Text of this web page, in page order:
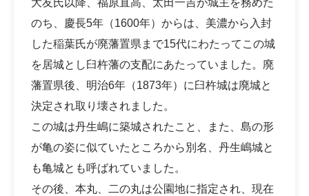
大友氏以降、福原直高、太田一吉が城主を務めた
のち、慶長5年（1600年）からは、美濃から入封
した稲葉氏が廃藩置県まで15代にわたってこの城
を居城とし臼杵藩の支配にあたっていました。廃
藩置県後、明治6年（1873年）に臼杵城は廃城と
決定され取り壊されました。
この城は丹生嶋に築城されたこと、また、島の形
が亀の姿に似ていたところから別名、丹生嶋城と
も亀城とも呼ばれていました。
その後、本丸、二の丸は公園地に指定され、現在